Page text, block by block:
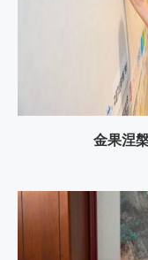
金果涅